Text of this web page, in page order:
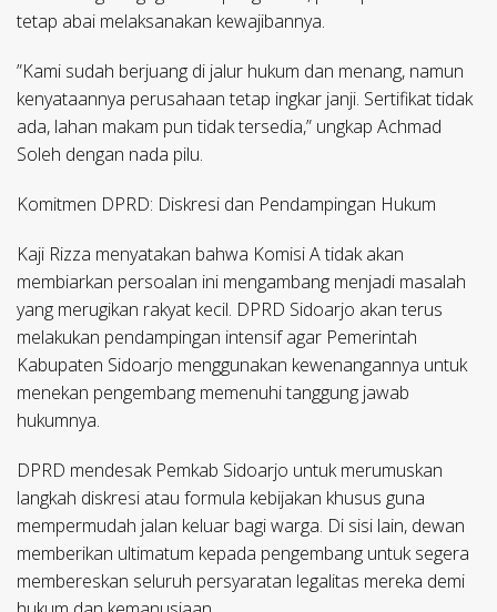
tetap abai melaksanakan kewajibannya.
​”Kami sudah berjuang di jalur hukum dan menang, namun
kenyataannya perusahaan tetap ingkar janji. Sertifikat tidak
ada, lahan makam pun tidak tersedia,” ungkap Achmad
Soleh dengan nada pilu.
​Komitmen DPRD: Diskresi dan Pendampingan Hukum
​Kaji Rizza menyatakan bahwa Komisi A tidak akan
membiarkan persoalan ini mengambang menjadi masalah
yang merugikan rakyat kecil. DPRD Sidoarjo akan terus
melakukan pendampingan intensif agar Pemerintah
Kabupaten Sidoarjo menggunakan kewenangannya untuk
menekan pengembang memenuhi tanggung jawab
hukumnya.
​DPRD mendesak Pemkab Sidoarjo untuk merumuskan
langkah diskresi atau formula kebijakan khusus guna
mempermudah jalan keluar bagi warga. Di sisi lain, dewan
memberikan ultimatum kepada pengembang untuk segera
membereskan seluruh persyaratan legalitas mereka demi